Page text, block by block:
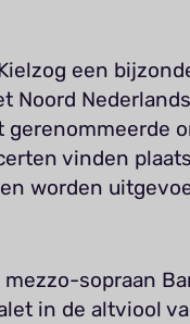
een
Nederlands
vinden
worden
sopraan
in de altviool